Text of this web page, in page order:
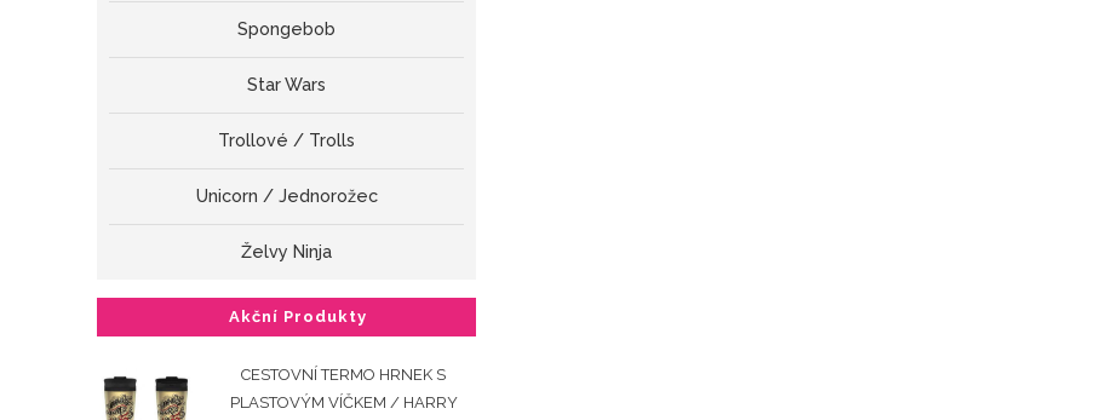
Spongebob
Star Wars
Trollové / Trolls
Unicorn / Jednorožec
Želvy Ninja
Akční Produkty
CESTOVNÍ TERMO HRNEK S
PLASTOVÝM VÍČKEM / HARRY